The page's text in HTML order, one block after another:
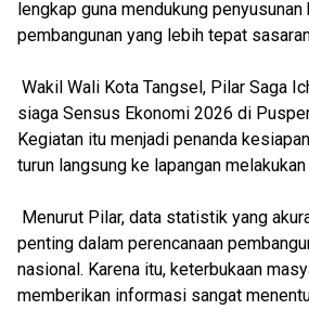
lengkap guna mendukung penyusunan
pembangunan yang lebih tepat
Wakil Wali Kota Tangsel, Pilar Saga
siaga Sensus Ekonomi 2026 di
Kegiatan itu menjadi penanda
turun langsung ke lapangan melakukan
Menurut Pilar, data statistik yang
penting dalam perencanaan
nasional. Karena itu, keterbukaan
memberikan informasi sangat